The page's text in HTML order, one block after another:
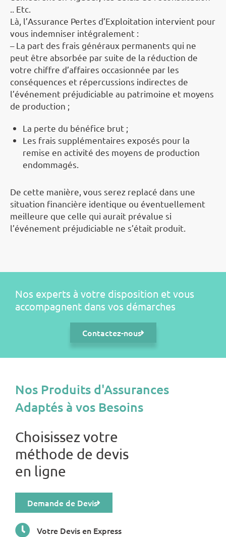
.. Etc.
Là, l’Assurance Pertes d’Exploitation intervient pour
vous indemniser intégralement :
– La part des frais généraux permanents qui ne
peut être absorbée par suite de la réduction de
votre chiffre d’affaires occasionnée par les
conséquences et répercussions indirectes de
l’événement préjudiciable au patrimoine et moyens
de production ;
La perte du bénéfice brut ;
Les frais supplémentaires exposés pour la
remise en activité des moyens de production
endommagés.
De cette manière, vous serez replacé dans une
situation financière identique ou éventuellement
meilleure que celle qui aurait prévalue si
l’événement préjudiciable ne s’était produit.
Nos experts à votre disposition et vous
accompagnent dans vos démarches
Contactez-nous
Nos Produits d'Assurances
Adaptés à vos Besoins
Choisissez votre
méthode de devis
en ligne
Demande de Devis
Votre Devis en Express